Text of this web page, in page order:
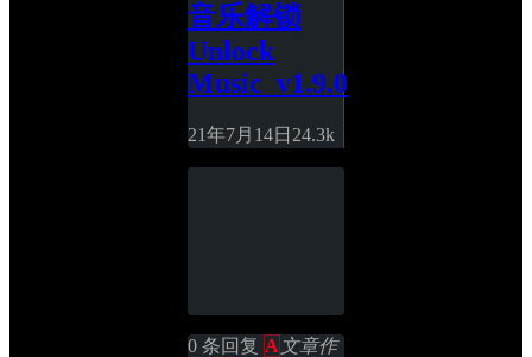
音乐解锁
Unlock
Music_v1.9.0
21年7月14日 24.3k
0 条回复 A 文章作